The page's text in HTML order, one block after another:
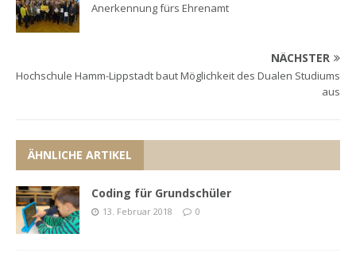
Anerkennung fürs Ehrenamt
NÄCHSTER
Hochschule Hamm-Lippstadt baut Möglichkeit des Dualen Studiums
aus
ÄHNLICHE ARTIKEL
Coding für Grundschüler
13. Februar 2018 0